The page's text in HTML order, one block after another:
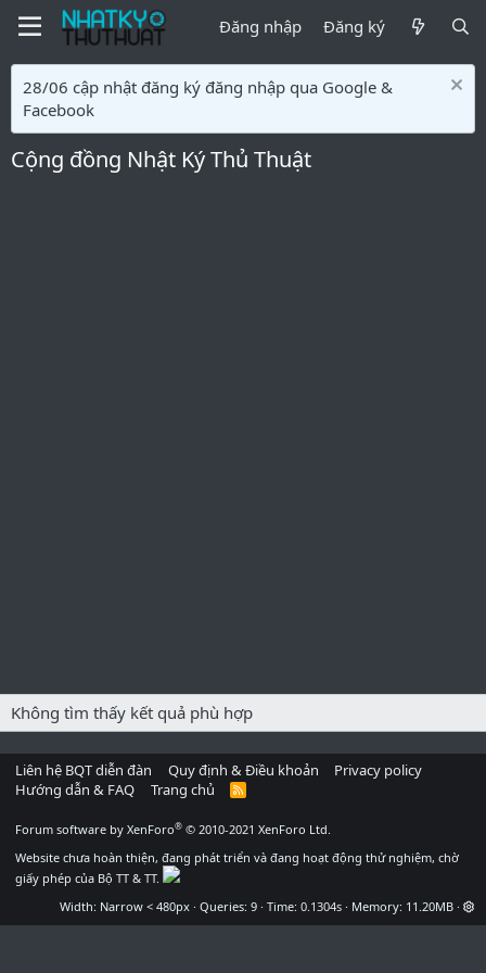
Đăng nhập Đăng ký
28/06 cập nhật đăng ký đăng nhập qua Google &
Facebook
Cộng đồng Nhật Ký Thủ Thuật
Không tìm thấy kết quả phù hợp
Liên hệ BQT diễn đàn Quy định & Điều khoản
Privacy policy
Hướng dẫn & FAQ
Trang chủ
R
Forum software by XenForo® © 2010-2021 XenForo Ltd.
Website chưa hoàn thiện, đang phát triển và đang hoạt động thử nghiệm, chờ
giấy phép của Bộ TT & TT.
Width
Queries 9 Time 0.1304s Memory 11.20MB